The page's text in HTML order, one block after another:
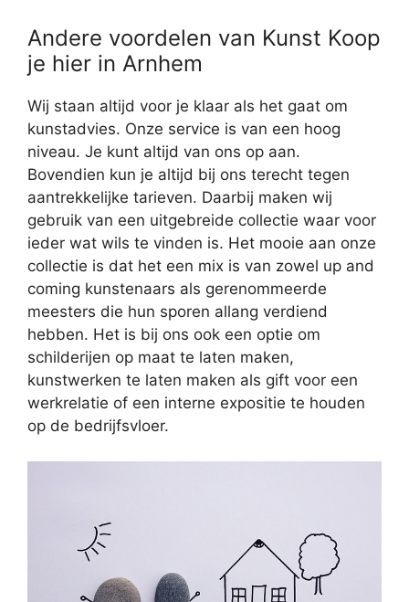
Andere voordelen van Kunst Koop
je hier in Arnhem
Wij staan altijd voor je klaar als het gaat om
kunstadvies. Onze service is van een hoog
niveau. Je kunt altijd van ons op aan.
Bovendien kun je altijd bij ons terecht tegen
aantrekkelijke tarieven. Daarbij maken wij
gebruik van een uitgebreide collectie waar voor
ieder wat wils te vinden is. Het mooie aan onze
collectie is dat het een mix is van zowel up and
coming kunstenaars als gerenommeerde
meesters die hun sporen allang verdiend
hebben. Het is bij ons ook een optie om
schilderijen op maat te laten maken,
kunstwerken te laten maken als gift voor een
werkrelatie of een interne expositie te houden
op de bedrijfsvloer.